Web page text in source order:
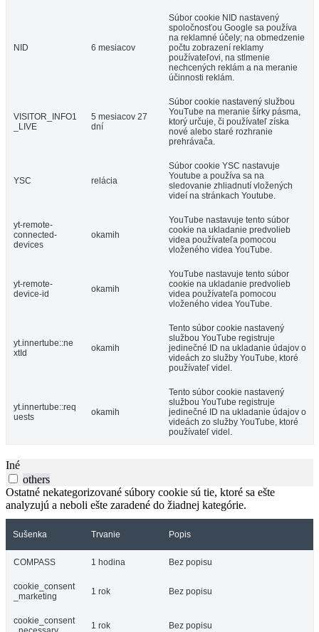
NID 6 mesiacov
Súbor cookie NID nastavený
spoločnosťou Google sa používa
na reklamné účely; na obmedzenie
počtu zobrazení reklamy
používateľovi, na stlmenie
nechcených reklám a na meranie
účinnosti reklám.
VISITOR_INFO1
_LIVE
5 mesiacov 27
dní
Súbor cookie nastavený službou
YouTube na meranie šírky pásma,
ktorý určuje, či používateľ získa
nové alebo staré rozhranie
prehrávača.
YSC relácia
Súbor cookie YSC nastavuje
Youtube a používa sa na
sledovanie zhliadnutí vložených
videí na stránkach Youtube.
yt-remote-
connected-
devices
okamih
YouTube nastavuje tento súbor
cookie na ukladanie predvolieb
videa používateľa pomocou
vloženého videa YouTube.
yt-remote-
device-id
okamih
YouTube nastavuje tento súbor
cookie na ukladanie predvolieb
videa používateľa pomocou
vloženého videa YouTube.
yt.innertube::ne
xtId
okamih
Tento súbor cookie nastavený
službou YouTube registruje
jedinečné ID na ukladanie údajov o
videách zo služby YouTube, ktoré
používateľ videl.
yt.innertube::req
uests
okamih
Tento súbor cookie nastavený
službou YouTube registruje
jedinečné ID na ukladanie údajov o
videách zo služby YouTube, ktoré
používateľ videl.
Iné
others
Ostatné nekategorizované súbory cookie sú tie, ktoré sa ešte
analyzujú a neboli ešte zaradené do žiadnej kategórie.
Sušenka Trvanie Popis
COMPASS 1 hodina Bez popisu
cookie_consent
_marketing
1 rok Bez popisu
cookie_consent
1 rok Bez popisu